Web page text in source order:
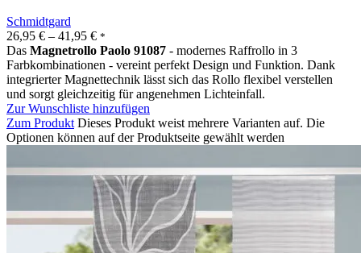
Schmidtgard
26,95 € – 41,95 € *
Das Magnetrollo Paolo 91087 - modernes Raffrollo in 3
Farbkombinationen - vereint perfekt Design und Funktion. Dank
integrierter Magnettechnik lässt sich das Rollo flexibel verstellen
und sorgt gleichzeitig für angenehmen Lichteinfall.
Zur Wunschliste hinzufügen
Zum Produkt Dieses Produkt weist mehrere Varianten auf. Die
Optionen können auf der Produktseite gewählt werden